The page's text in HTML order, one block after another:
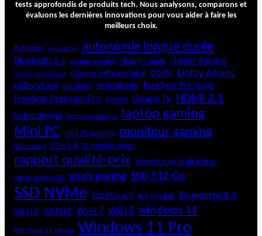
tests approfondis de produits tech. Nous analysons, comparons et
évaluons les dernières innovations pour vous aider à faire les
meilleurs choix.
6 pouces Android 15 autonomie longue durée
Bluetooth 5.3 casque gaming charge rapide clavier gaming
clavier mécanique clavier rétroéclairé DDR5 Dolby Atmos
Dolby Vision durabilité ergonomie
FreeSync Premium
FreeSync Premium Pro
gaming Google TV HDMI 2.1
home cinéma laptop bureautique laptop gaming
Mini PC mini PC gaming moniteur gaming
PC compact PCIe 5.0 PC portable gamer
rapport qualité-prix réduction de bruit active
rétroéclairage RGB souris gaming SSD 512 Go
SSD NVMe SSD PCIe 4.0 test produit Thunderbolt 4
Wi-Fi 6 Wi-Fi 6E Wi-Fi 7 WiFi 6 windows 11
Windows 11 Home Windows 11 Pro